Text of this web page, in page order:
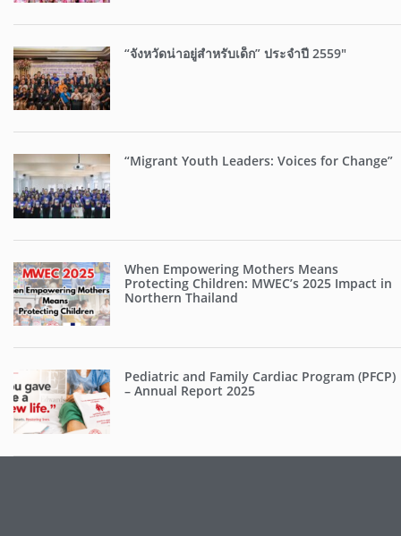
“จังหวัดน่าอยู่สำหรับเด็ก” ประจำปี 2559″
“Migrant Youth Leaders: Voices for Change”
When Empowering Mothers Means
Protecting Children: MWEC’s 2025 Impact in
Northern Thailand
Pediatric and Family Cardiac Program (PFCP)
– Annual Report 2025